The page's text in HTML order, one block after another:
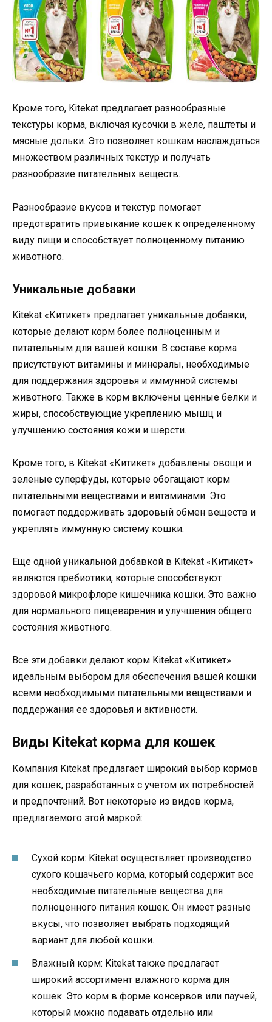
Кроме того, Kitekat предлагает разнообразные
текстуры корма, включая кусочки в желе, паштеты и
мясные дольки. Это позволяет кошкам наслаждаться
множеством различных текстур и получать
разнообразие питательных веществ.
Разнообразие вкусов и текстур помогает
предотвратить привыкание кошек к определенному
виду пищи и способствует полноценному питанию
животного.
Уникальные добавки
Kitekat «Китикет» предлагает уникальные добавки,
которые делают корм более полноценным и
питательным для вашей кошки. В составе корма
присутствуют витамины и минералы, необходимые
для поддержания здоровья и иммунной системы
животного. Также в корм включены ценные белки и
жиры, способствующие укреплению мышц и
улучшению состояния кожи и шерсти.
Кроме того, в Kitekat «Китикет» добавлены овощи и
зеленые суперфуды, которые обогащают корм
питательными веществами и витаминами. Это
помогает поддерживать здоровый обмен веществ и
укреплять иммунную систему кошки.
Еще одной уникальной добавкой в Kitekat «Китикет»
являются пребиотики, которые способствуют
здоровой микрофлоре кишечника кошки. Это важно
для нормального пищеварения и улучшения общего
состояния животного.
Все эти добавки делают корм Kitekat «Китикет»
идеальным выбором для обеспечения вашей кошки
всеми необходимыми питательными веществами и
поддержания ее здоровья и активности.
Виды Kitekat корма для кошек
Компания Kitekat предлагает широкий выбор кормов
для кошек, разработанных с учетом их потребностей
и предпочтений. Вот некоторые из видов корма,
предлагаемого этой маркой:
Сухой корм: Kitekat осуществляет производство
сухого кошачьего корма, который содержит все
необходимые питательные вещества для
полноценного питания кошек. Он имеет разные
вкусы, что позволяет выбрать подходящий
вариант для любой кошки.
Влажный корм: Kitekat также предлагает
широкий ассортимент влажного корма для
кошек. Это корм в форме консервов или паучей,
который можно подавать отдельно или